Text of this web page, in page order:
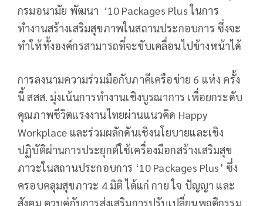
กรมอนามัย พัฒนา ‘10 Packages Plus ในการ
ทำงานสร้างเสริมสุขภาพในสถานประกอบการ ซึ่งจะ
ทำให้ทั้งองค์กรสามารถที่จะขับเคลื่อนไปข้างหน้าได้
การลงนามความร่วมมือกับภาคีเครือข่าย 6 แห่ง ครั้ง
นี้ สสส. มุ่งเน้นการทำงานเชิงบูรณาการ เพื่อยกระดับ
คุณภาพชีวิตแรงงานไทยผ่านแนวคิด Happy
Workplace และร่วมผลักดันเชิงนโยบายและเชิง
ปฏิบัติผ่านการประยุกต์ใช้เครื่องมือกสร้างเสริมสุข
ภาวะในสถานประกอบการ ‘10 Packages Plus’ ซึ่ง
ครอบคลุมสุขภาวะ 4 มิติ ได้แก่ กาย ใจ ปัญญา และ
สังคม ควบคู่กับการส่งเสริมการปรับเปลี่ยนพฤติกรรม